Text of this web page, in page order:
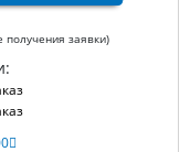
получения заявки)